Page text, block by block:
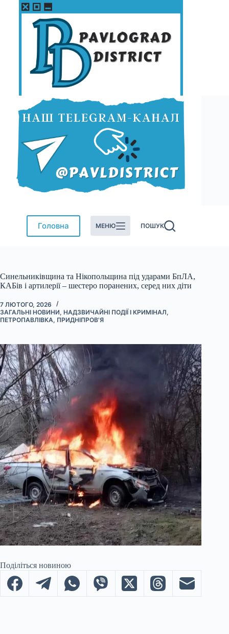
Перейти
Головна МЕНЮ ПОШУК
Синельниківщина та Нікопольщина під ударами БпЛА,
КАБів і артилерії – шестеро поранених, серед них діти
7 ЛЮТОГО, 2026
ЗАГАЛЬНІ НОВИНИ, НАДЗВИЧАЙНІ ПОДІЇ І КРИМІНАЛ,
ПЕТРОПАВЛІВКА, ПРИДНІПРОВ'Я
Поділіться новиною